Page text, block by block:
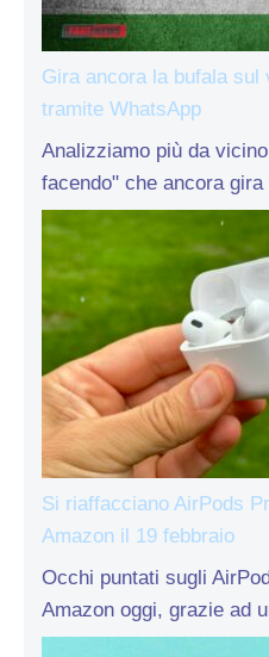
Gira ancora la bufala sul
tramite WhatsApp
Analizziamo più da
facendo" che ancora
Si riaffacciano AirPods
Amazon il 19 febbraio
Occhi puntati sugli
Amazon oggi, grazie ad